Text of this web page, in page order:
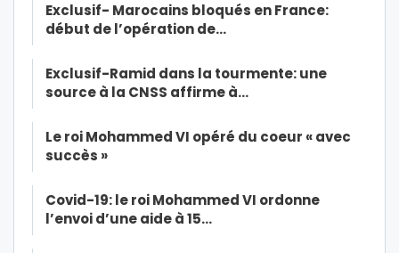
Exclusif- Marocains bloqués en France:
début de l’opération de…
Exclusif-Ramid dans la tourmente: une
source à la CNSS affirme à…
Le roi Mohammed VI opéré du coeur « avec
succès »
Covid-19: le roi Mohammed VI ordonne
l’envoi d’une aide à 15…